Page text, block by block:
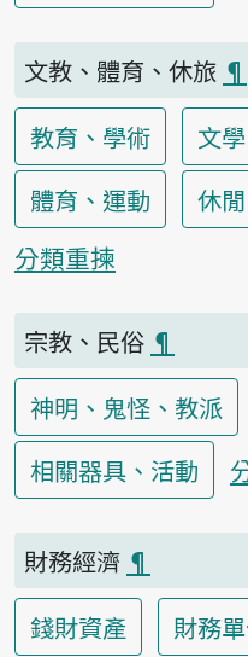
文教、體育、休旅 ¶
教育、學術
文
體育、運動
休
分類重揀
宗教、民俗 ¶
神明、鬼怪、教派
相關器具、活動
財務經濟 ¶
錢財資產
財務